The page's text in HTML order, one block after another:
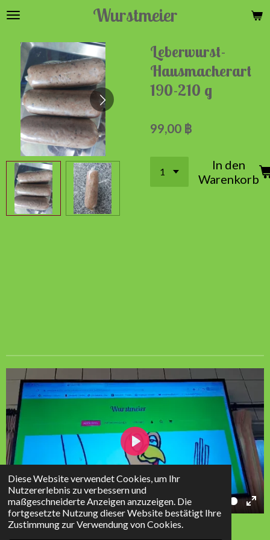
Diese Website verwendet Cookies, um Ihr
Nutzererlebnis zu verbessern und
maßgeschneiderte Anzeigen anzuzeigen. Die
fortgesetzte Nutzung dieser Website bestätigt Ihre
Zustimmung zur Verwendung von Cookies.
Zum
springen
Wurstmeier
Leberwurst-
Hausmacherart
190-210 g
99,00 ฿
In den
Warenkorb
P
l
01:52
M
u
E
P
a
y
© 2023 - 2026 Wurstmeier